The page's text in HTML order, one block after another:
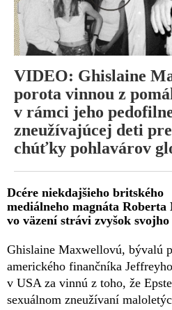
VIDEO: Ghislaine
porota vinnou z
v rámci jeho
zneužívajúcej deti
chúťky pohlavárov
Dcére niekdajšieho britského
mediálneho magnáta
vo väzení strávi zvyšok
Ghislaine Maxwellovú, bývalú
amerického finančníka
v USA za vinnú z toho, že
sexuálnom zneužívaní